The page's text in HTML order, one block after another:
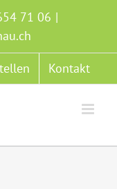
71 06 |
Kontakt